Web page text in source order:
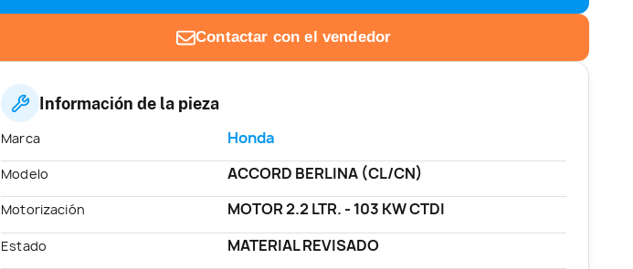
Contactar con el vendedor
Información de la pieza
Marca Honda
Modelo ACCORD BERLINA (CL/CN)
Motorización MOTOR 2.2 LTR. - 103 KW CTDI
Estado MATERIAL REVISADO